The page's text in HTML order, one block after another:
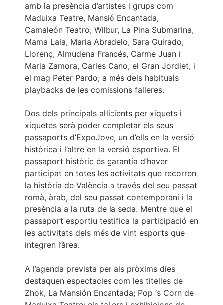
amb la presència d’artistes i grups com
Maduixa Teatre, Mansió Encantada,
Camaleón Teatro, Wilbur, La Pina Submarina,
Mama Lala, Maria Abradelo, Sara Guirado,
Llorenç, Almudena Francés, Carme Juan i
Maria Zamora, Carles Cano, el Gran Jordiet, i
el mag Peter Pardo; a més dels habituals
playbacks de les comissions falleres.
Dos dels principals al·licients per xiquets i
xiquetes serà poder completar els seus
passaports d’ExpoJove, un d’ells en la versió
històrica i l’altre en la versió esportiva. El
passaport històric és garantia d’haver
participat en totes les activitats que recorren
la història de València a través del seu passat
romà, àrab, del seu passat contemporani i la
presència a la ruta de la seda. Mentre que el
passaport esportiu testifica la participació en
les activitats dels més de vint esports que
integren l’àrea.
A l’agenda prevista per als pròxims dies
destaquen espectacles com les titelles de
Zhok, La Mansión Encantada; Pop ‘s Corn de